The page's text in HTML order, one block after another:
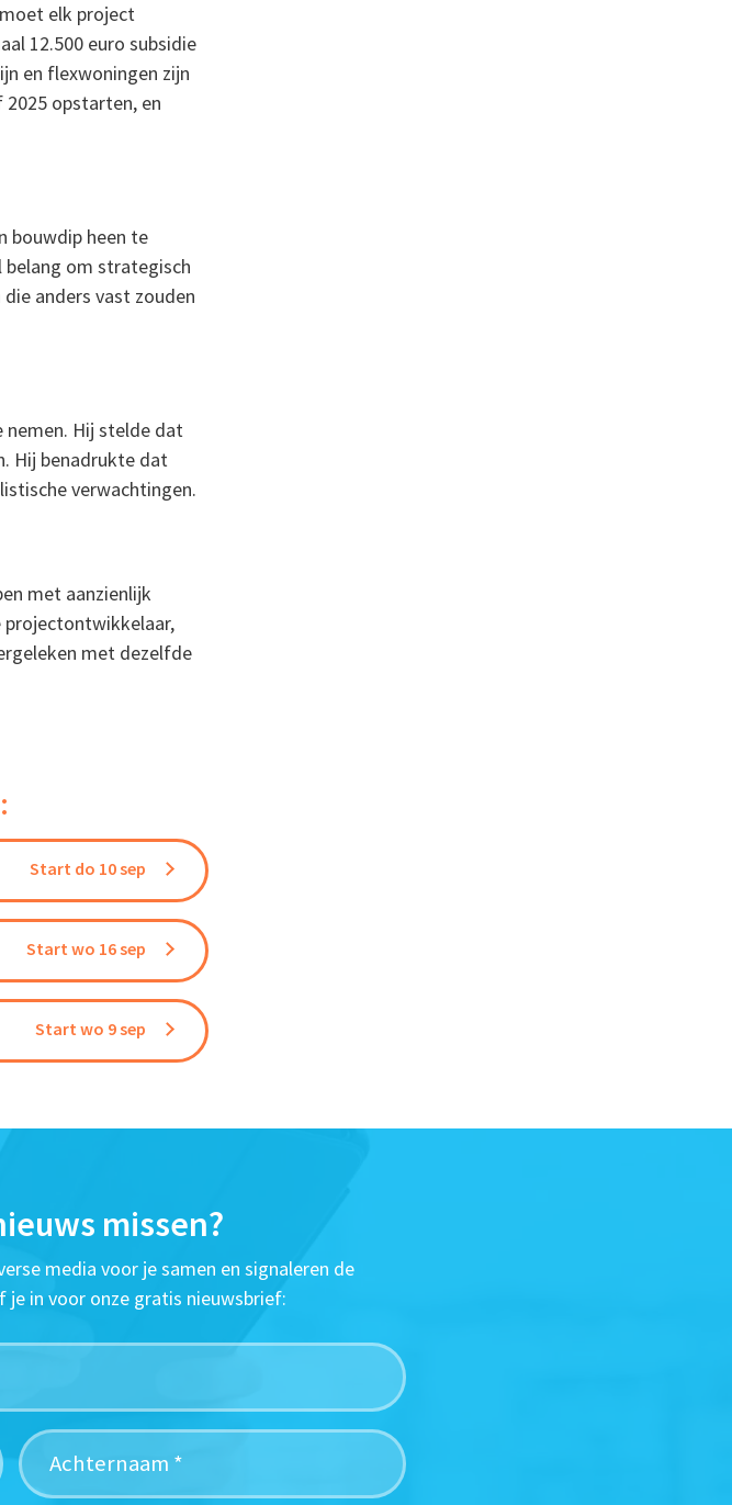
elk project
12.500 euro subsidie
en flexwoningen zijn
opstarten, en
bouwdip heen te
belang om strategisch
anders vast zouden
nemen. Hij stelde dat
Hij benadrukte dat
verwachtingen.
met aanzienlijk
projectontwikkelaar,
met dezelfde
Start do 10 sep
Start wo 16 sep
Start wo 9 sep
missen?
media voor je samen en signaleren de
in voor onze gratis nieuwsbrief: